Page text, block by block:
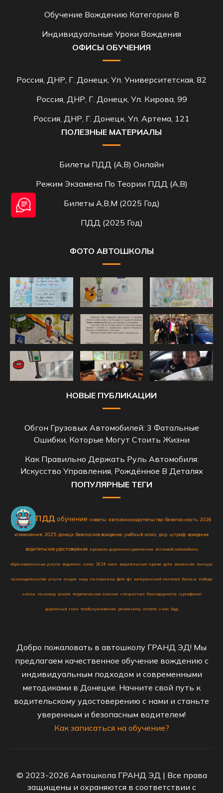
Обучение Вождению Категории B
Индивидуальные Уроки Вождения
ОФИСЫ ОБУЧЕНИЯ
Россия, ДНР, Г. Донецк, Ул. Университетская, 82
Россия, ДНР, Г. Донецк, Ул. Кирова, 99
Россия, ДНР, Г. Донецк, Ул. Артема, 121
ПОЛЕЗНЫЕ МАТЕРИАЛЫ
Билеты ПДД (A,B) Онлайн
Режим Экзамена По Теории ПДД (A,B)
Билеты A,B,M (2025 Год)
ПДД (2025 Год)
ФОТО АВТОШКОЛЫ
НОВЫЕ ПУБЛИКАЦИИ
Обгон Грузовых Автомобилей: 3 Фатальные
Ошибки, Которые Могут Стоить Жизни
Как Правильно Держать Руль Автомобиля:
Искусство Управления, Рождённое В Деталях
ПОПУЛЯРНЫЕ ТЕГИ
автошкола пдд обучение советы автозаконодательство безопасность 2026
изменения 2025 донецк безопасное вождение учебный класс днр штраф вождение
водительское удостоверение правила дорожного движения легковой автомобиль
образовательные услуги водитель зима 2024 коап водительские права дети вакансия конкурс
законодательство услуги акция юид госпошлина фото фз материнский капитал бонусы победа
знаки госномер школа теоретические знания спецсигнал благодарности сертификат
дорожный знак техобслуживание реквизиты оплата о нас бдд
Добро пожаловать в автошколу ГРАНД ЭД! Мы
предлагаем качественное обучение вождению с
индивидуальным подходом и современными
методиками в Донецке. Начните свой путь к
водительскому удостоверению с нами и станьте
уверенным и безопасным водителем!
Как записаться на обучение?
© 2023-2026 Автошкола ГРАНД ЭД | Все права
защищены и охраняются в соответствии с